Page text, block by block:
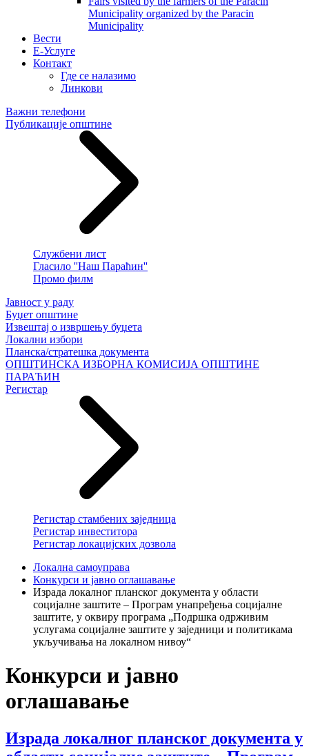
Municipality organized by the Paracin
Municipality
Вести
E-Услуге
Контакт
Где се налазимо
Линкови
Важни телефони
Публикације општине
Службени лист
Гласило ''Наш Параћин''
Промо филм
Јавност у раду
Буџет општине
Извештај о извршењу буџета
Локални избори
Планска/стратешка документа
ОПШТИНСКА ИЗБОРНА КОМИСИЈА ОПШТИНЕ
ПАРАЋИН
Регистар
Регистар стамбених заједница
Регистар инвеститора
Регистар локацијских дозвола
Локална самоуправа
Конкурси и јавно оглашавање
Израда локалног планског документа у области
социјалне заштите – Програм унапређења социјалне
заштите, у оквиру програма „Подршка одрживим
услугама социјалне заштите у заједници и политикама
укључивања на локалном нивоу“
Конкурси и јавно
оглашавање
Израда локалног планског документа у